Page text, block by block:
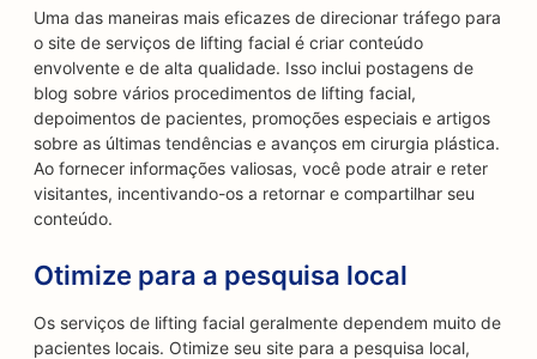
Uma das maneiras mais eficazes de direcionar tráfego para
o site de serviços de lifting facial é criar conteúdo
envolvente e de alta qualidade. Isso inclui postagens de
blog sobre vários procedimentos de lifting facial,
depoimentos de pacientes, promoções especiais e artigos
sobre as últimas tendências e avanços em cirurgia plástica.
Ao fornecer informações valiosas, você pode atrair e reter
visitantes, incentivando-os a retornar e compartilhar seu
conteúdo.
Otimize para a pesquisa local
Os serviços de lifting facial geralmente dependem muito de
pacientes locais. Otimize seu site para a pesquisa local,